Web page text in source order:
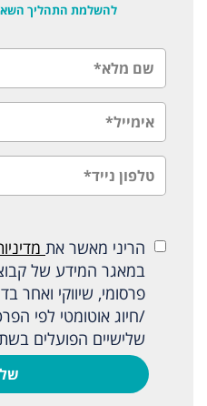
להשלמת התהליך השאר
הריני מאשר את
במאגר המידע של
פרסומי, שיווקי ואחר
/חיוג אוטומטי לפי
שלישיים הפועלים